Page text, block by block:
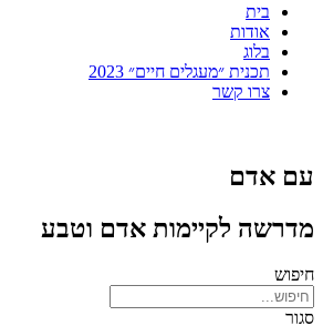
בית
אודות
בלוג
תכנית ״מעגלים חיים״ 2023
צרו קשר
עם אדם
מדרשה לקיימות אדם וטבע​
חיפוש
סגור